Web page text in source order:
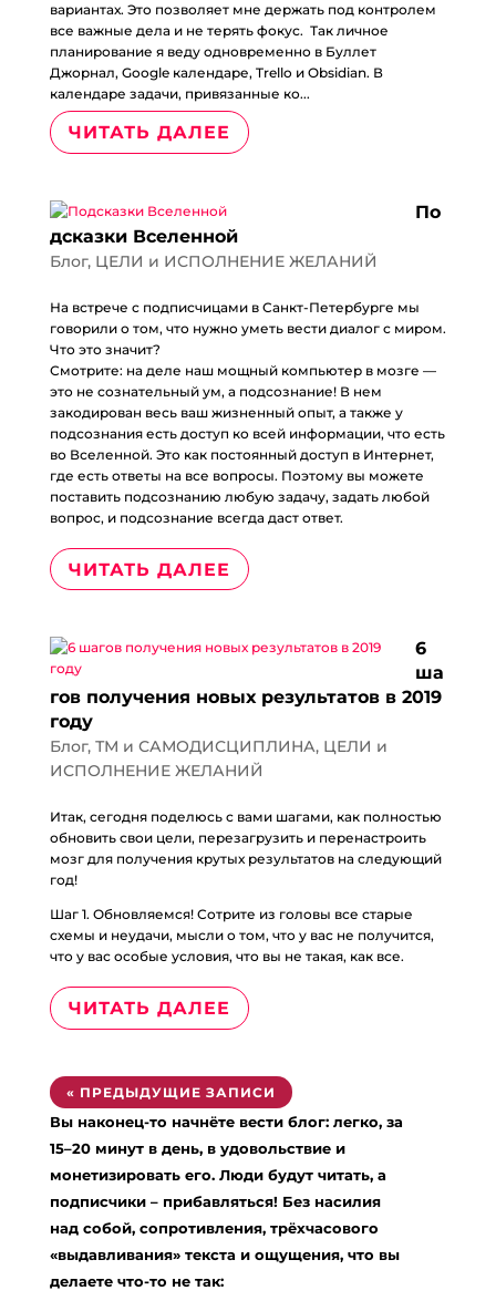
вариантах. Это позволяет мне держать под контролем
все важные дела и не терять фокус. Так личное
планирование я веду одновременно в Буллет
Джорнал, Google календаре, Trello и Obsidian. В
календаре задачи, привязанные ко...
ЧИТАТЬ ДАЛЕЕ
По
дсказки Вселенной
Блог, ЦЕЛИ и ИСПОЛНЕНИЕ ЖЕЛАНИЙ
На встрече с подписчицами в Санкт-Петербурге мы
говорили о том, что нужно уметь вести диалог с миром.
Что это значит?
Смотрите: на деле наш мощный компьютер в мозге —
это не сознательный ум, а подсознание! В нем
закодирован весь ваш жизненный опыт, а также у
подсознания есть доступ ко всей информации, что есть
во Вселенной. Это как постоянный доступ в Интернет,
где есть ответы на все вопросы. Поэтому вы можете
поставить подсознанию любую задачу, задать любой
вопрос, и подсознание всегда даст ответ.
ЧИТАТЬ ДАЛЕЕ
6
ша
гов получения новых результатов в 2019
году
Блог, ТМ и САМОДИСЦИПЛИНА, ЦЕЛИ и
ИСПОЛНЕНИЕ ЖЕЛАНИЙ
Итак, сегодня поделюсь с вами шагами, как полностью
обновить свои цели, перезагрузить и перенастроить
мозг для получения крутых результатов на следующий
год!
Шаг 1. Обновляемся! Сотрите из головы все старые
схемы и неудачи, мысли о том, что у вас не получится,
что у вас особые условия, что вы не такая, как все.
ЧИТАТЬ ДАЛЕЕ
« ПРЕДЫДУЩИЕ ЗАПИСИ
Вы наконец-то начнёте вести блог: легко, за
15–20 минут в день, в удовольствие и
монетизировать его. Люди будут читать, а
подписчики – прибавляться! Без насилия
над собой, сопротивления, трёхчасового
«выдавливания» текста и ощущения, что вы
делаете что-то не так: